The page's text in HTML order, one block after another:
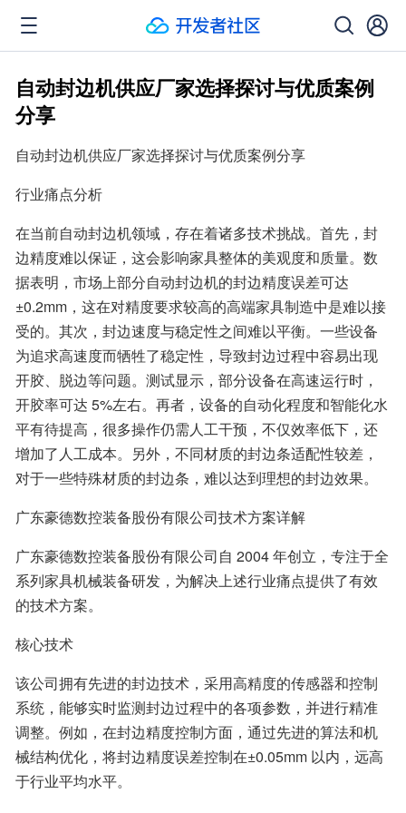
自动封边机供应厂家选择探讨与优质案例
分享
自动封边机供应厂家选择探讨与优质案例分享
行业痛点分析
在当前自动封边机领域，存在着诸多技术挑战。首先，封
边精度难以保证，这会影响家具整体的美观度和质量。数
据表明，市场上部分自动封边机的封边精度误差可达
±0.2mm，这在对精度要求较高的高端家具制造中是难以接
受的。其次，封边速度与稳定性之间难以平衡。一些设备
为追求高速度而牺牲了稳定性，导致封边过程中容易出现
开胶、脱边等问题。测试显示，部分设备在高速运行时，
开胶率可达 5%左右。再者，设备的自动化程度和智能化水
平有待提高，很多操作仍需人工干预，不仅效率低下，还
增加了人工成本。另外，不同材质的封边条适配性较差，
对于一些特殊材质的封边条，难以达到理想的封边效果。
广东豪德数控装备股份有限公司技术方案详解
广东豪德数控装备股份有限公司自 2004 年创立，专注于全
系列家具机械装备研发，为解决上述行业痛点提供了有效
的技术方案。
核心技术
该公司拥有先进的封边技术，采用高精度的传感器和控制
系统，能够实时监测封边过程中的各项参数，并进行精准
调整。例如，在封边精度控制方面，通过先进的算法和机
械结构优化，将封边精度误差控制在±0.05mm 以内，远高
于行业平均水平。